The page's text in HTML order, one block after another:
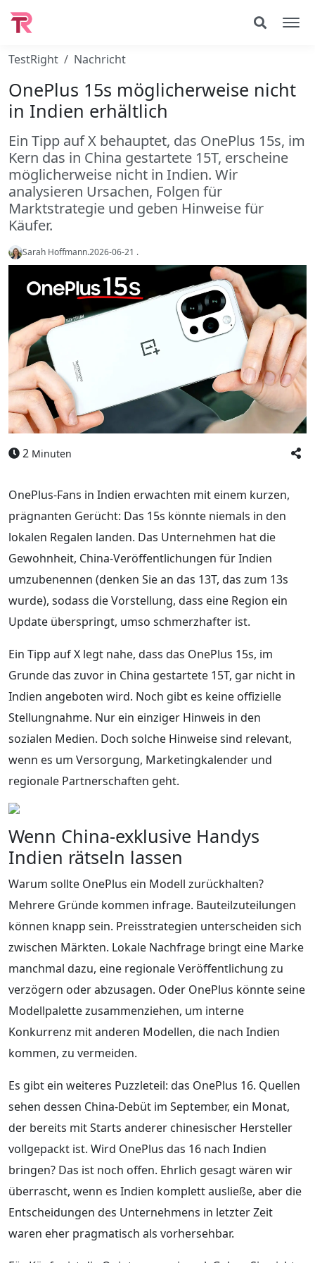
TestRight Nachricht
OnePlus 15s möglicherweise nicht
in Indien erhältlich
Ein Tipp auf X behauptet, das OnePlus 15s, im
Kern das in China gestartete 15T, erscheine
möglicherweise nicht in Indien. Wir
analysieren Ursachen, Folgen für
Marktstrategie und geben Hinweise für
Käufer.
Sarah Hoffmann.2026-06-21 .
2 Minuten
OnePlus-Fans in Indien erwachten mit einem kurzen,
prägnanten Gerücht: Das 15s könnte niemals in den
lokalen Regalen landen. Das Unternehmen hat die
Gewohnheit, China-Veröffentlichungen für Indien
umzubenennen (denken Sie an das 13T, das zum 13s
wurde), sodass die Vorstellung, dass eine Region ein
Update überspringt, umso schmerzhafter ist.
Ein Tipp auf X legt nahe, dass das OnePlus 15s, im
Grunde das zuvor in China gestartete 15T, gar nicht in
Indien angeboten wird. Noch gibt es keine offizielle
Stellungnahme. Nur ein einziger Hinweis in den
sozialen Medien. Doch solche Hinweise sind relevant,
wenn es um Versorgung, Marketingkalender und
regionale Partnerschaften geht.
Wenn China-exklusive Handys
Indien rätseln lassen
Warum sollte OnePlus ein Modell zurückhalten?
Mehrere Gründe kommen infrage. Bauteilzuteilungen
können knapp sein. Preisstrategien unterscheiden sich
zwischen Märkten. Lokale Nachfrage bringt eine Marke
manchmal dazu, eine regionale Veröffentlichung zu
verzögern oder abzusagen. Oder OnePlus könnte seine
Modellpalette zusammenziehen, um interne
Konkurrenz mit anderen Modellen, die nach Indien
kommen, zu vermeiden.
Es gibt ein weiteres Puzzleteil: das OnePlus 16. Quellen
sehen dessen China-Debüt im September, ein Monat,
der bereits mit Starts anderer chinesischer Hersteller
vollgepackt ist. Wird OnePlus das 16 nach Indien
bringen? Das ist noch offen. Ehrlich gesagt wären wir
überrascht, wenn es Indien komplett ausließe, aber die
Entscheidungen des Unternehmens in letzter Zeit
waren eher pragmatisch als vorhersehbar.